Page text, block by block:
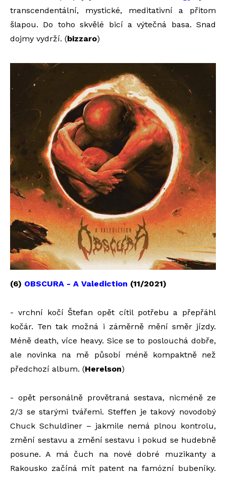
transcendentální, mystické, meditativní a přitom
šlapou. Do toho skvělé bicí a výtečná basa. Snad
dojmy vydrží. (bizzaro)
(6) OBSCURA - A Valediction (11/2021)
- vrchní kočí Štefan opět cítil potřebu a přepřáhl
kočár. Ten tak možná i záměrně mění směr jízdy.
Méně death, více heavy. Sice se to poslouchá dobře,
ale novinka na mě působí méně kompaktně než
předchozí album. (Herelson)
- opět personálně provětraná sestava, nicméně ze
2/3 se starými tvářemi. Steffen je takový novodobý
Chuck Schuldiner – jakmile nemá plnou kontrolu,
změní sestavu a změní sestavu i pokud se hudebně
posune. A má čuch na nové dobré muzikanty a
Rakousko začíná mít patent na famózní bubeníky.